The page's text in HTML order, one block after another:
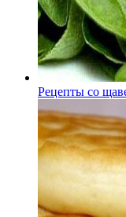
Рецепты со